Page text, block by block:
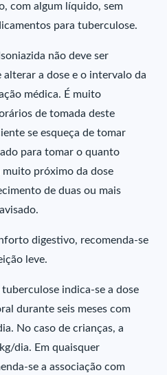
com algum líquido, sem
para tuberculose.
não deve ser
a dose e o intervalo da
médica. É muito
de tomada deste
se esqueça de tomar
para tomar o quanto
muito próximo da dose
de duas ou mais
digestivo, recomenda-se
leve.
indica-se a dose
durante seis meses com
No caso de crianças, a
dia. Em quaisquer
se a associação com